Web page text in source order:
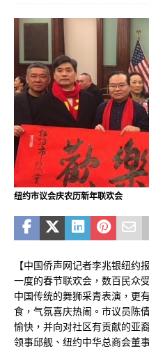
纽约市议会庆农历新年联欢会
【中国侨声网记者李兆银纽
一度的春节联欢会，数百民众
中国传统的舞狮采青表演，更
食，气氛喜庆热闹。市议员陈
愉快，并向对社区有贡献的亚
领事邱舰、纽约中华总商会董